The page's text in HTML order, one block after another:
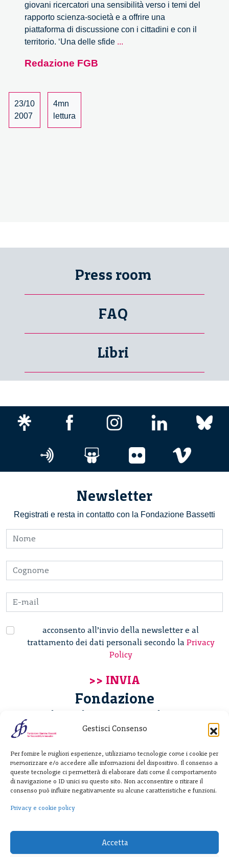
Gestisci Consenso
Per fornire le migliori esperienze, utilizziamo tecnologie come i cookie per
memorizzare e/o accedere alle informazioni del dispositivo. Il consenso a
queste tecnologie ci permetterà di elaborare dati come il comportamento
di navigazione o ID unici su questo sito. Non acconsentire o ritirare il
consenso può influire negativamente su alcune caratteristiche e funzioni.
Privacy e cookie policy
Accetta
giovani ricercatori una sensibilità verso i temi del
rapporto scienza-società e a offrire una
piattaforma di discussione con i cittadini e con il
territorio. ‘Una delle sfide ...
Redazione FGB
23/10
2007
4mn
lettura
Press room
FAQ
Libri
Newsletter
Registrati e resta in contatto con la Fondazione Bassetti
acconsento all’invio della newsletter e al
trattamento dei dati personali secondo la Privacy
Policy
Fondazione
Giannino Bassetti ETS
20122 Milano - Italia
T. +39 02 781933
F. + 39 02 76392030
info@fondazionebassetti.org
p.i. 12520270153